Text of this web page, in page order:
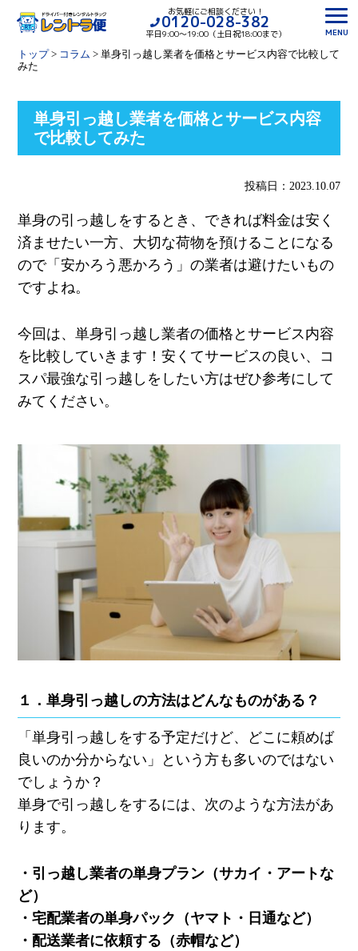
お気軽にご相談ください！
0120-028-382
平日9:00〜19:00（土日祝18:00まで）
MENU
トップ> コラム > 単身引っ越し業者を価格とサービス内容で比較して
みた
単身引っ越し業者を価格とサービス内容
で比較してみた
投稿日：2023.10.07
単身の引っ越しをするとき、できれば料金は安く
済ませたい一方、大切な荷物を預けることになる
ので「安かろう悪かろう」の業者は避けたいもの
ですよね。
今回は、単身引っ越し業者の価格とサービス内容
を比較していきます！安くてサービスの良い、コ
スパ最強な引っ越しをしたい方はぜひ参考にして
みてください。
１．単身引っ越しの方法はどんなものがある？
「単身引っ越しをする予定だけど、どこに頼めば
良いのか分からない」という方も多いのではない
でしょうか？
単身で引っ越しをするには、次のような方法があ
ります。
・引っ越し業者の単身プラン（サカイ・アートな
ど）
・宅配業者の単身パック（ヤマト・日通など）
・配送業者に依頼する（赤帽など）